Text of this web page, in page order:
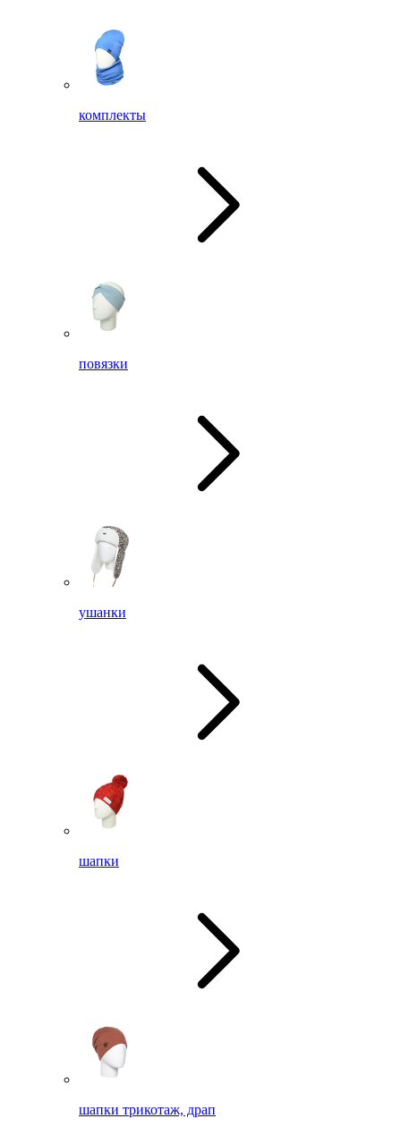
комплекты
повязки
ушанки
шапки
шапки трикотаж, драп